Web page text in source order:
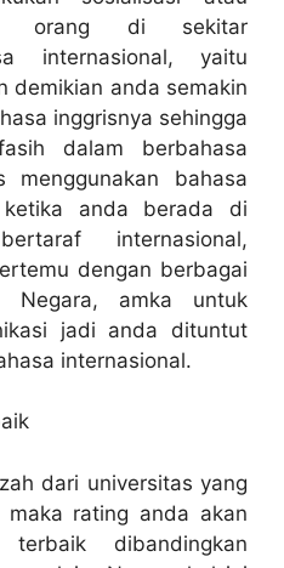
orang di sekitar
internasional, yaitu
demikian anda semakin
inggrisnya sehingga
dalam berbahasa
menggunakan bahasa
ketika anda berada di
internasional,
dengan berbagai
Negara, amka untuk
jadi anda dituntut
internasional.
dari universitas yang
maka rating anda akan
terbaik dibandingkan